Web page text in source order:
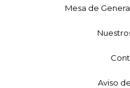
Mesa de
Aviso